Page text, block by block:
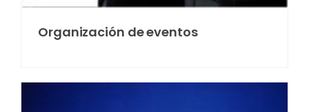
Organización de eventos